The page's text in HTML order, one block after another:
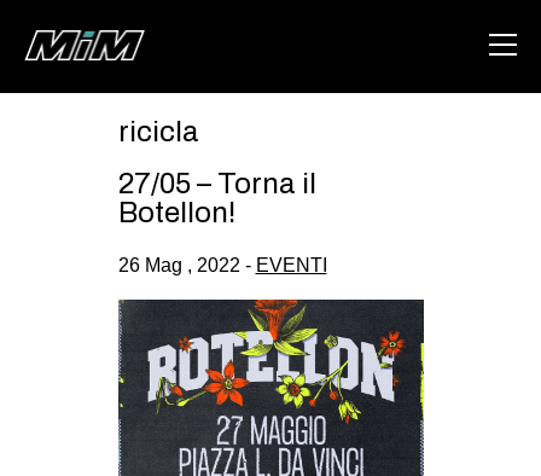
AREA
DEGENERAZIONE
GAZA FREESTYLE
CSOA LAMBRETTA
MSM
STUDENTI TSUNAMI
ricicla
27/05 – Torna il
Botellon!
26 Mag , 2022 - EVENTI